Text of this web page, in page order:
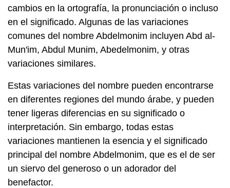
cambios en la ortografía, la pronunciación o incluso
en el significado. Algunas de las variaciones
comunes del nombre Abdelmonim incluyen Abd al-
Mun'im, Abdul Munim, Abedelmonim, y otras
variaciones similares.
Estas variaciones del nombre pueden encontrarse
en diferentes regiones del mundo árabe, y pueden
tener ligeras diferencias en su significado o
interpretación. Sin embargo, todas estas
variaciones mantienen la esencia y el significado
principal del nombre Abdelmonim, que es el de ser
un siervo del generoso o un adorador del
benefactor.